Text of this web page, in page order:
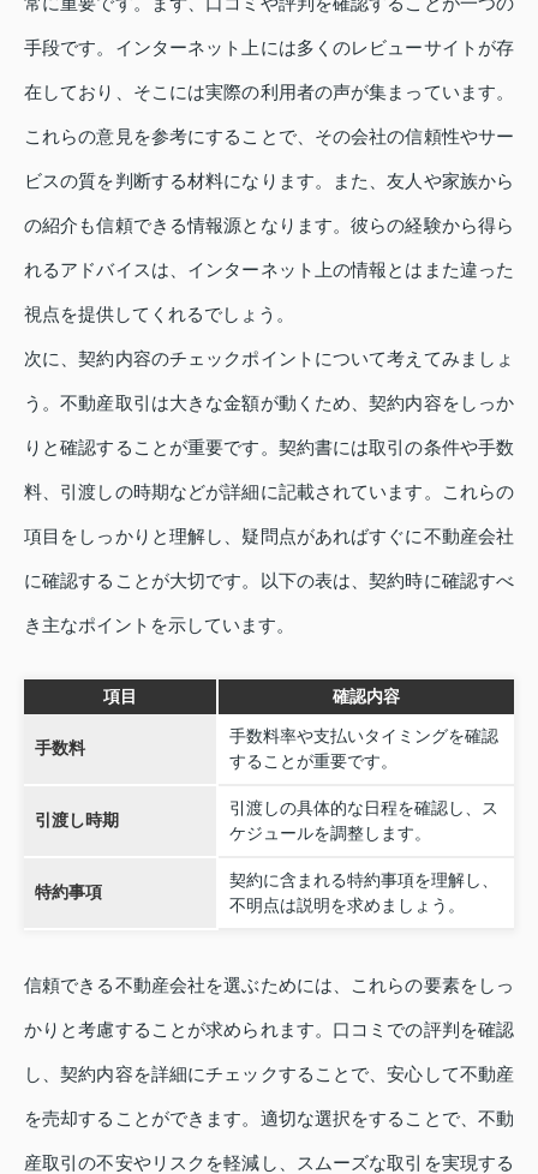
手段です。インターネット上には多くのレビューサイトが存
在しており、そこには実際の利用者の声が集まっています。
これらの意見を参考にすることで、その会社の信頼性やサー
ビスの質を判断する材料になります。また、友人や家族から
の紹介も信頼できる情報源となります。彼らの経験から得ら
れるアドバイスは、インターネット上の情報とはまた違った
視点を提供してくれるでしょう。
次に、契約内容のチェックポイントについて考えてみましょ
う。不動産取引は大きな金額が動くため、契約内容をしっか
りと確認することが重要です。契約書には取引の条件や手数
料、引渡しの時期などが詳細に記載されています。これらの
項目をしっかりと理解し、疑問点があればすぐに不動産会社
に確認することが大切です。以下の表は、契約時に確認すべ
き主なポイントを示しています。
項目 確認内容
手数料
手数料率や支払いタイミングを確認
することが重要です。
引渡し時期
引渡しの具体的な日程を確認し、ス
ケジュールを調整します。
特約事項
契約に含まれる特約事項を理解し、
不明点は説明を求めましょう。
信頼できる不動産会社を選ぶためには、これらの要素をしっ
かりと考慮することが求められます。口コミでの評判を確認
し、契約内容を詳細にチェックすることで、安心して不動産
を売却することができます。適切な選択をすることで、不動
産取引の不安やリスクを軽減し、スムーズな取引を実現する